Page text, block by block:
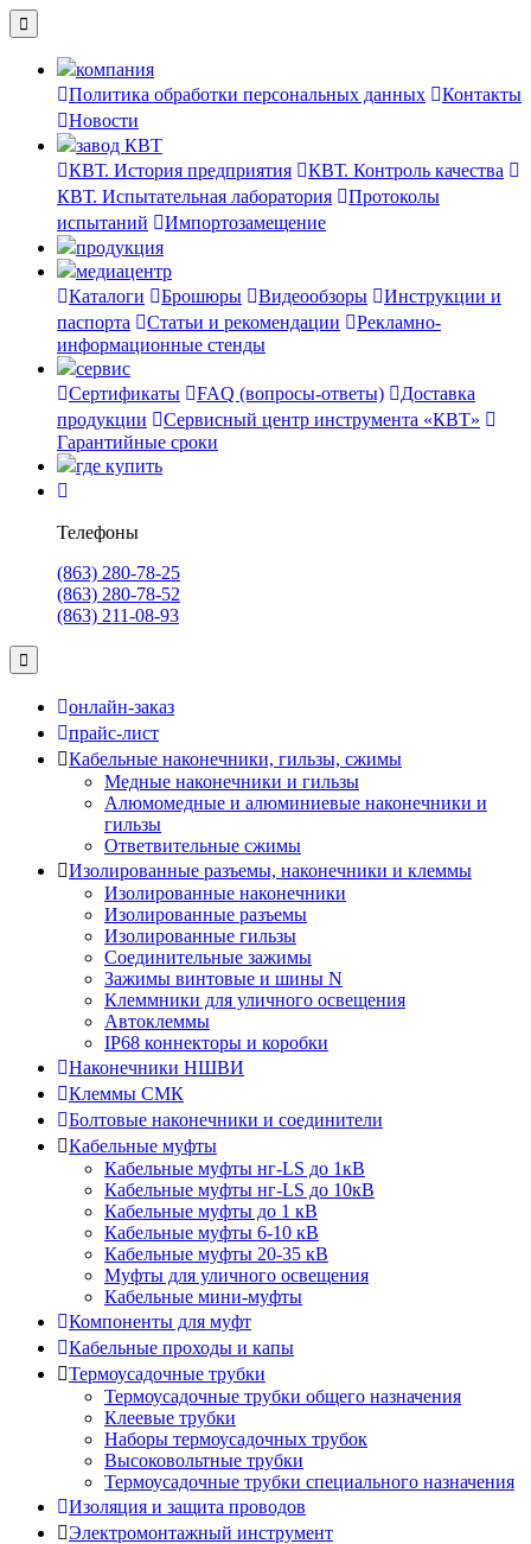
компания
Политика обработки персональных данных
Контакты
Новости
завод КВТ
КВТ. История предприятия
КВТ. Контроль качества
КВТ. Испытательная лаборатория
Протоколы
испытаний
Импортозамещение
продукция
медиацентр
Каталоги
Брошюры Видеообзоры
Инструкции и
паспорта
Статьи и рекомендации
Рекламно-
информационные стенды
сервис
Сертификаты
FAQ (вопросы-ответы)
Доставка
продукции
Сервисный центр инструмента «КВТ»
Гарантийные сроки
где купить
Телефоны
(863) 280-78-25
(863) 280-78-52
(863) 211-08-93
онлайн-заказ
прайс-лист
Кабельные наконечники, гильзы, сжимы
Медные наконечники и гильзы
Алюмомедные и алюминиевые наконечники и
гильзы
Ответвительные сжимы
Изолированные разъемы, наконечники и клеммы
Изолированные наконечники
Изолированные разъемы
Изолированные гильзы
Соединительные зажимы
Зажимы винтовые и шины N
Клеммники для уличного освещения
Автоклеммы
IP68 коннекторы и коробки
Наконечники НШВИ
Клеммы СМК
Болтовые наконечники и соединители
Кабельные муфты
Кабельные муфты нг-LS до 1кВ
Кабельные муфты нг-LS до 10кВ
Кабельные муфты до 1 кВ
Кабельные муфты 6-10 кВ
Кабельные муфты 20-35 кВ
Муфты для уличного освещения
Кабельные мини-муфты
Компоненты для муфт
Кабельные проходы и капы
Термоусадочные трубки
Термоусадочные трубки общего назначения
Клеевые трубки
Наборы термоусадочных трубок
Высоковольтные трубки
Термоусадочные трубки специального назначения
Изоляция и защита проводов
Электромонтажный инструмент